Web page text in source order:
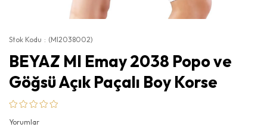
Stok Kodu (MI2038002)
BEYAZ MI Emay 2038 Popo ve
Göğsü Açık Paçalı Boy Korse
Yorumlar